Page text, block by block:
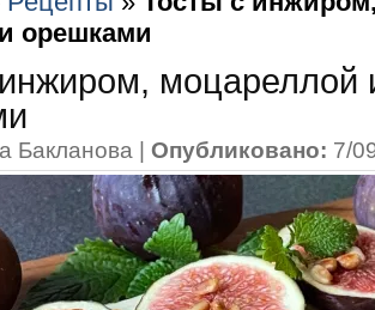
орешками
моцареллой
Бакланова | Опубликовано: 7/